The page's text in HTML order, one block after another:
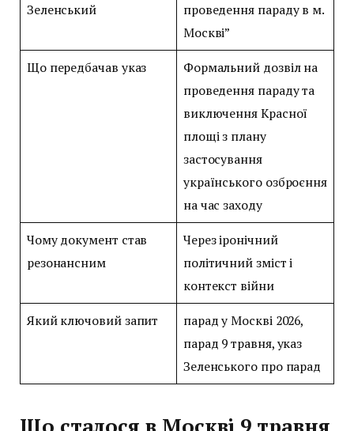
Зеленський
проведення параду в м.
Москві”
Що передбачав указ
Формальний дозвіл на
проведення параду та
виключення Красної
площі з плану
застосування
українського озброєння
на час заходу
Чому документ став
резонансним
Через іронічний
політичний зміст і
контекст війни
Який ключовий запит
парад у Москві 2026,
парад 9 травня, указ
Зеленського про парад